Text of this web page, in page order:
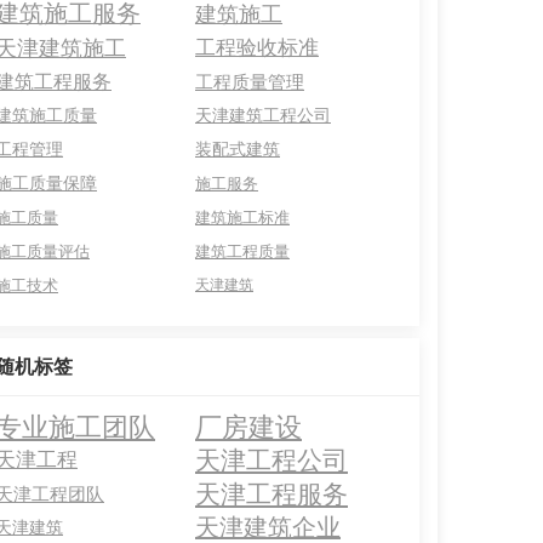
筑施工服务
建筑施工
津建筑施工
工程验收标准
筑工程服务 工程质量管理
筑施工质量
天津建筑工程公司
程管理
装配式建筑
工质量保障
施工服务
工质量
建筑施工标准
工质量评估
建筑工程质量
工技术
天津建筑
机标签
业施工团队 厂房建设
津工程 天津工程公司
津工程团队 天津工程服务
津建筑 天津建筑企业